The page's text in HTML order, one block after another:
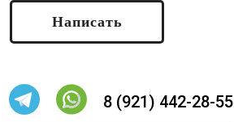
Написать
8 (921) 442-28-55